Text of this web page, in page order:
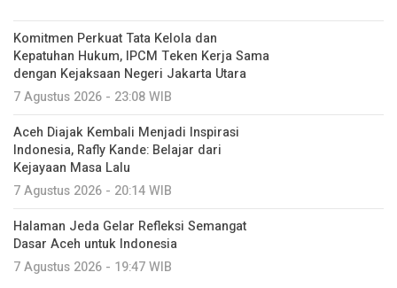
Komitmen Perkuat Tata Kelola dan
Kepatuhan Hukum, IPCM Teken Kerja Sama
dengan Kejaksaan Negeri Jakarta Utara
7 Agustus 2026 - 23:08 WIB
Aceh Diajak Kembali Menjadi Inspirasi
Indonesia, Rafly Kande: Belajar dari
Kejayaan Masa Lalu
7 Agustus 2026 - 20:14 WIB
Halaman Jeda Gelar Refleksi Semangat
Dasar Aceh untuk Indonesia
7 Agustus 2026 - 19:47 WIB